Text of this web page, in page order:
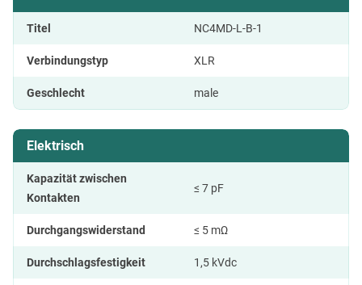
Titel NC4MD-L-B-1
Verbindungstyp XLR
Geschlecht male
Elektrisch
Kapazität zwischen
Kontakten
≤ 7 pF
Durchgangswiderstand ≤ 5 mΩ
Durchschlagsfestigkeit 1,5 kVdc